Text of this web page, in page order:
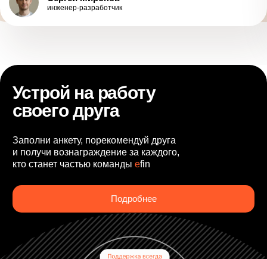
инженер-разработчик
Устрой на работу
своего друга
Заполни анкету, порекомендуй друга
и получи вознаграждение за каждого,
кто станет частью команды efin
Подробнее